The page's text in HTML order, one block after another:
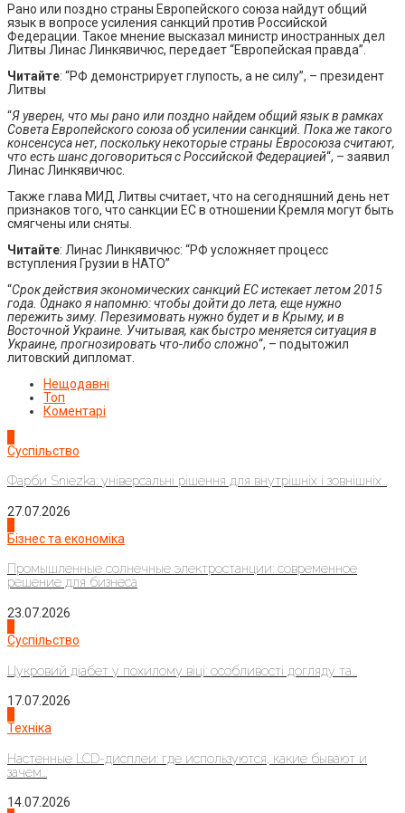
Рано или поздно страны Европейского союза найдут общий
язык в вопросе усиления санкций против Российской
Федерации. Такое мнение высказал министр иностранных дел
Литвы Линас Линкявичюс, передает “Европейская правда”.
Читайте: “РФ демонстрирует глупость, а не силу”, – президент
Литвы
“Я уверен, что мы рано или поздно найдем общий язык в рамках
Совета Европейского союза об усилении санкций. Пока же такого
консенсуса нет, поскольку некоторые страны Евросоюза считают,
что есть шанс договориться с Российской Федерацией“, – заявил
Линас Линкявичюс.
Также глава МИД Литвы считает, что на сегодняшний день нет
признаков того, что санкции ЕС в отношении Кремля могут быть
смягчены или сняты.
Читайте: Линас Линкявичюс: “РФ усложняет процесс
вступления Грузии в НАТО”
“Срок действия экономических санкций ЕС истекает летом 2015
года. Однако я напомню: чтобы дойти до лета, еще нужно
пережить зиму. Перезимовать нужно будет и в Крыму, и в
Восточной Украине. Учитывая, как быстро меняется ситуация в
Украине, прогнозировать что-либо сложно“, – подытожил
литовский дипломат.
Нещодавні
Топ
Коментарі
Суспільство
Фарби Sniezka: універсальні рішення для внутрішніх і зовнішніх...
27.07.2026
Бізнес та економіка
Промышленные солнечные электростанции: современное
решение для бизнеса
23.07.2026
Суспільство
Цукровий діабет у похилому віці: особливості догляду та...
17.07.2026
Техніка
Настенные LCD-дисплеи: где используются, какие бывают и
зачем...
14.07.2026